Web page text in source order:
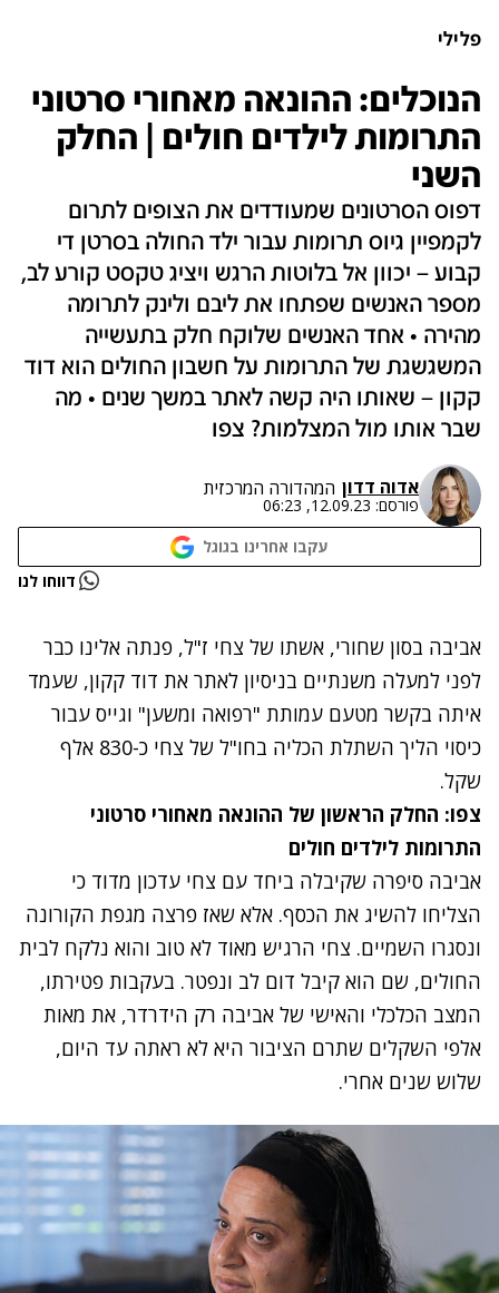
פלילי
הנוכלים: ההונאה מאחורי סרטוני
התרומות לילדים חולים | החלק
השני
דפוס הסרטונים שמעודדים את הצופים לתרום
לקמפיין גיוס תרומות עבור ילד החולה בסרטן די
קבוע – יכוון אל בלוטות הרגש ויציג טקסט קורע לב,
מספר האנשים שפתחו את ליבם ולינק לתרומה
מהירה • אחד האנשים שלוקח חלק בתעשייה
המשגשגת של התרומות על חשבון החולים הוא דוד
קקון – שאותו היה קשה לאתר במשך שנים • מה
שבר אותו מול המצלמות? צפו
אדוה דדון המהדורה המרכזית
פורסם: 12.09.23, 06:23
עקבו אחרינו בגוגל
נתקלנו בבעיה דווחו לנו
אביבה בסון שחורי, אשתו של צחי ז"ל, פנתה אלינו כבר
לפני למעלה משנתיים בניסיון לאתר את דוד קקון, שעמד
איתה בקשר מטעם עמותת "רפואה ומשען" וגייס עבור
כיסוי הליך השתלת הכליה בחו"ל של צחי כ-830 אלף
שקל.
צפו: החלק הראשון של ההונאה מאחורי סרטוני
התרומות לילדים חולים
אביבה סיפרה שקיבלה ביחד עם צחי עדכון מדוד כי
הצליחו להשיג את הכסף. אלא שאז פרצה מגפת הקורונה
ונסגרו השמיים. צחי הרגיש מאוד לא טוב והוא נלקח לבית
החולים, שם הוא קיבל דום לב ונפטר. בעקבות פטירתו,
המצב הכלכלי והאישי של אביבה רק הידרדר, את מאות
אלפי השקלים שתרם הציבור היא לא ראתה עד היום,
שלוש שנים אחרי.